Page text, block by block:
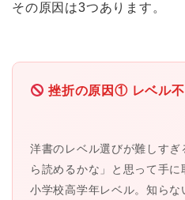
その原因は3つあります。
挫折の原因① レベル
洋書のレベル選びが難しす
ら読めるかな」と思って手
小学校高学年レベル。知ら